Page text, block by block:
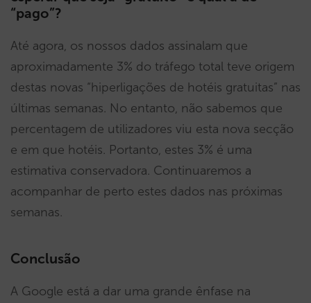
“pago”?
Até agora, os nossos dados assinalam que
aproximadamente 3% do tráfego total teve origem
destas novas “hiperligações de hotéis gratuitas” nas
últimas semanas. No entanto, não sabemos que
percentagem de utilizadores viu esta nova secção
e em que hotéis. Portanto, estes 3% é uma
estimativa conservadora. Continuaremos a
acompanhar de perto estes dados nas próximas
semanas.
Conclusão
A Google está a dar uma grande ênfase na